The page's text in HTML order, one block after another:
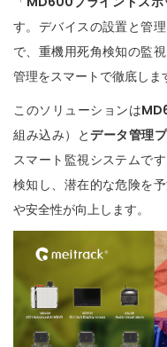
す。デバイスの設置と管
で、重機用死角検知の監
管理をスマートで徹底しま
このソリューションは
組み込み）とデータ管理
スマート監視システムで
検知し、潜在的な危険を
や安全性が向上します。